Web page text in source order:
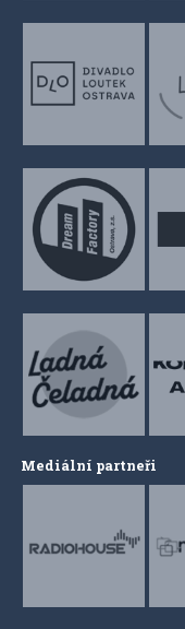
Mediální partneři